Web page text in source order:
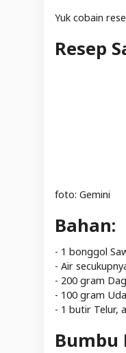
Yuk cobain
Resep
foto: Gemini
Bahan:
- 1 bonggol
- Air
- 200 gram
- 100 gram
- 1 butir Telur,
Bumbu